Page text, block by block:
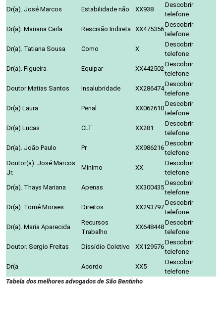
Dr(a). José Marcos
Estabilidade não XX938
Descobrir
telefone
Dr(a). Mariana Carla
Rescisão Indireta XX475356
Descobrir
telefone
Dr(a). Tatiana Sousa
Como X
Descobrir
telefone
Dr(a). Figueira
Equipar XX442502
Descobrir
telefone
Doutor Matias Santos
Insalubridade XX286474
Descobrir
telefone
Dr(a) Laura
Penal XX062610
Descobrir
telefone
Dr(a) Lucas
CLT XX281
Descobrir
telefone
Dr(a). João Paulo
Pr XX986216
Descobrir
telefone
Doutor(a). José Marcos
Jr.
Mínimo XX
Descobrir
telefone
Dr(a). Thays Mariana
Apenas XX300435
Descobrir
telefone
Dr(a). Tomé Moraes
Direitos XX293797
Descobrir
telefone
Dr(a). Maria Aparecida
Recursos
Trabalho
XX648448
Descobrir
telefone
Doutor. Sergio Freitas
Dissídio Coletivo XX129576
Descobrir
telefone
Dr(a
Acordo XX5
Descobrir
telefone
Tabela dos melhores advogados de São Bentinho